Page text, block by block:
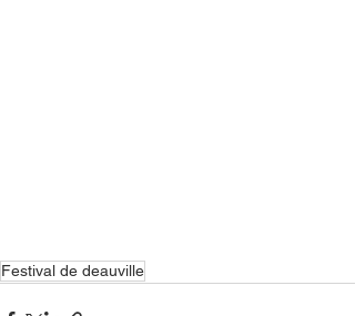
Festival de deauville